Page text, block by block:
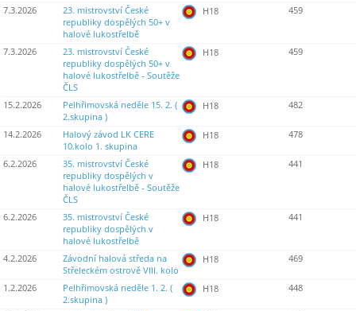
7.3.2026
23. mistrovství České
republiky dospělých 50+ v
halové lukostřelbě
H18 459
7.3.2026
23. mistrovství České
republiky dospělých 50+ v
halové lukostřelbě - Soutěže
ČLS
H18 459
15.2.2026
Pelhřimovská neděle 15. 2. (
2.skupina )
H18 482
14.2.2026
Halový závod LK CERE
10.kolo 1. skupina
H18 478
6.2.2026
35. mistrovství České
republiky dospělých v
halové lukostřelbě - Soutěže
ČLS
H18 441
6.2.2026
35. mistrovství České
republiky dospělých v
halové lukostřelbě
H18 441
4.2.2026
Závodní halová středa na
Střeleckém ostrově VIII. kolo
H18 469
1.2.2026
Pelhřimovská neděle 1. 2. (
2.skupina )
H18 448